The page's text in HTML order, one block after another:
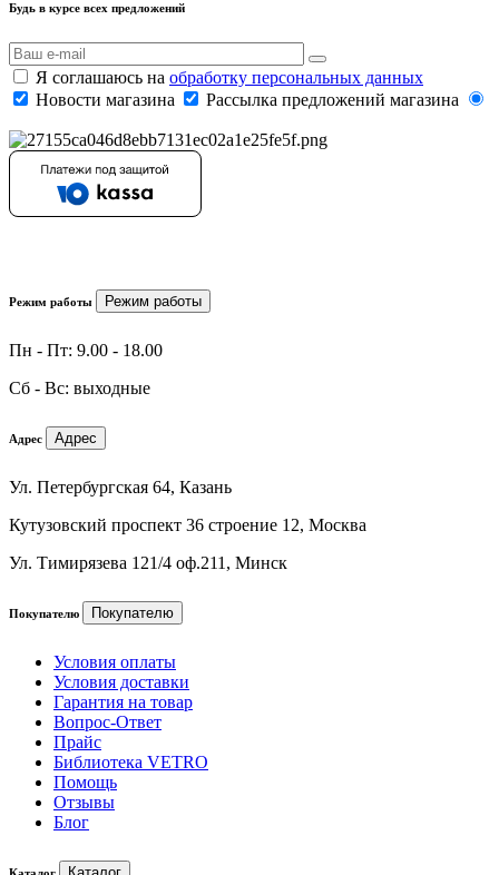
Будь в курсе всех предложений
Я соглашаюсь на обработку персональных данных
Новости магазина
Рассылка предложений магазина
Режим работы Режим работы
Пн - Пт: 9.00 - 18.00
Сб - Вс: выходные
Адрес Адрес
Ул. Петербургская 64, Казань
Кутузовский проспект 36 строение 12, Москва
Ул. Тимирязева 121/4 оф.211, Минск
Покупателю Покупателю
Условия оплаты
Условия доставки
Гарантия на товар
Вопрос-Ответ
Прайс
Библиотека VETRO
Помощь
Отзывы
Блог